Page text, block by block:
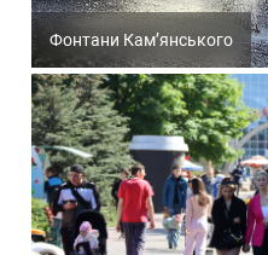
Фонтани Кам’янського